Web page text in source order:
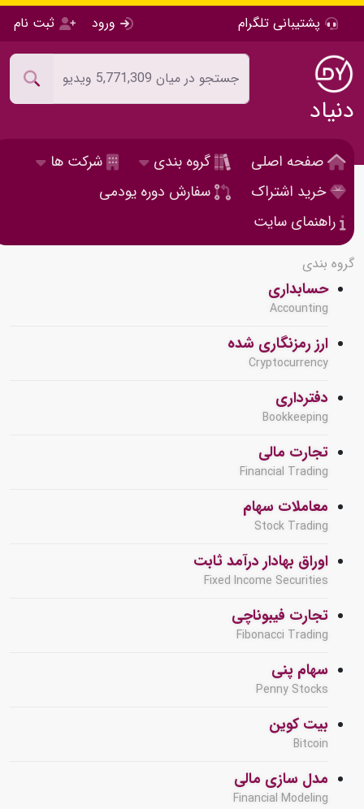
پشتیبانی تلگرام ورود ثبت نام
دنیاد
صفحه اصلی گروه بندی
شرکت ها
خرید اشتراک
سفارش دوره یودمی
راهنمای سایت
گروه بندی
حسابداری
Accounting
ارز رمزنگاری شده
Cryptocurrency
دفترداری
Bookkeeping
تجارت مالی
Financial Trading
معاملات سهام
Stock Trading
اوراق بهادار درآمد ثابت
Fixed Income Securities
تجارت فیبوناچی
Fibonacci Trading
سهام پنی
Penny Stocks
بیت کوین
Bitcoin
مدل سازی مالی
Financial Modeling